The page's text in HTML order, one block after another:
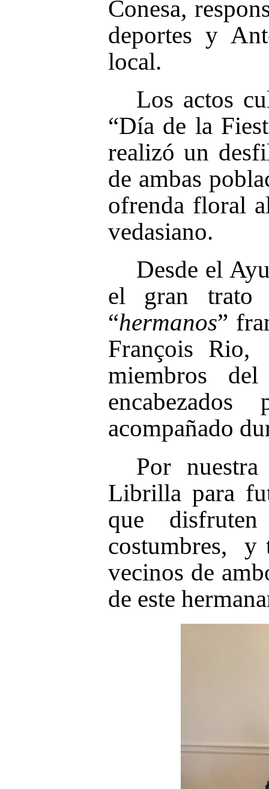
Conesa,
deportes y
local.
Los actos
“Día de la
realizó un
de ambas
ofrenda floral
vedasiano.
Desde el
el gran
“hermanos”
François
miembros
acompañado
Por
Librilla para
que
costumbres, y
vecinos de
de este